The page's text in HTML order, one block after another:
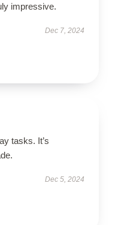
impressive.
Dec 7, 2024
tasks. It’s
Dec 5, 2024